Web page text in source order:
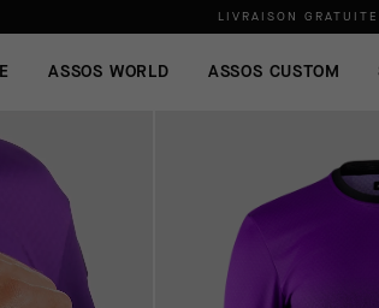
LIVRAISON
ASSOS WORLD ASSOS CUSTOM